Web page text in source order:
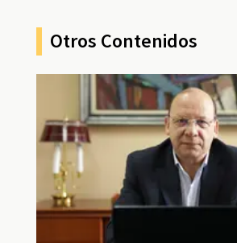
Otros Contenidos